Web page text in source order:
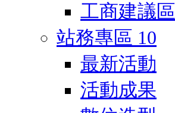
工商建議區
站務專區 10
最新活動
活動成果